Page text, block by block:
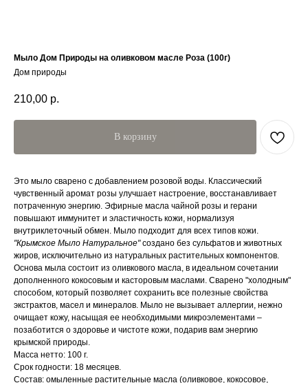
Мыло Дом Природы на оливковом масле Роза (100г)
Дом природы
210,00 р.
В корзину
Это мыло сварено с добавлением розовой воды. Классический
чувственный аромат розы улучшает настроение, восстанавливает
потраченную энергию. Эфирные масла чайной розы и герани
повышают иммунитет и эластичность кожи, нормализуя
внутриклеточный обмен. Мыло подходит для всех типов кожи.
"Крымское Мыло Натуральное"создано без сульфатов и животных
жиров, исключительно из натуральных растительных компонентов.
Основа мыла состоит из оливкового масла, в идеальном сочетании
дополненного кокосовым и касторовым маслами. Сварено "холодным"
способом, который позволяет сохранить все полезные свойства
экстрактов, масел и минералов. Мыло не вызывает аллергии, нежно
очищает кожу, насыщая ее необходимыми микроэлементами –
позаботится о здоровье и чистоте кожи, подарив вам энергию
крымской природы.
Масса нетто: 100 г.
Срок годности: 18 месяцев.
Состав: омыленные растительные масла (оливковое, кокосовое,